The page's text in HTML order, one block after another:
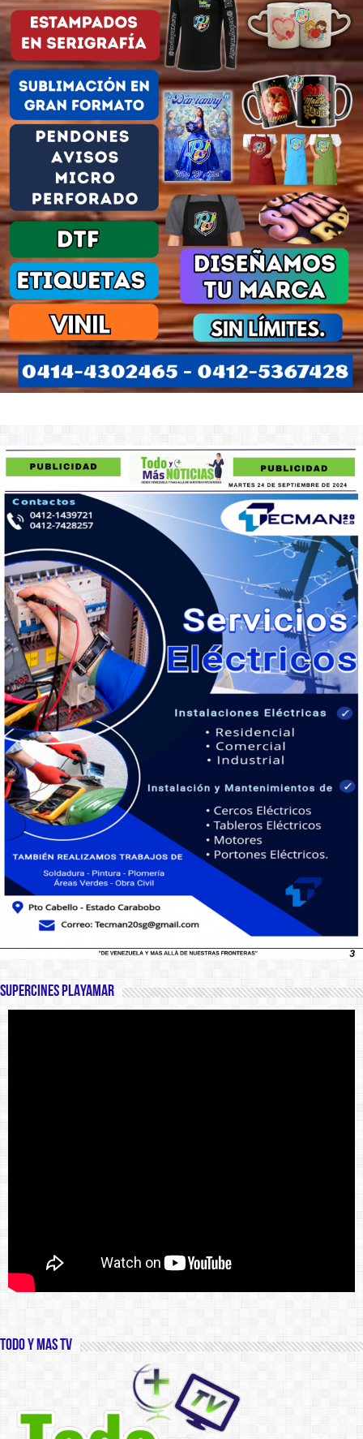
SUPERCINES PLAYAMAR
Todo y Mas TV